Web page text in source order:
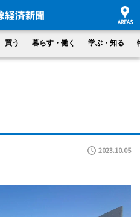
買う 暮らす・働く 学ぶ・知る
2023.10.05